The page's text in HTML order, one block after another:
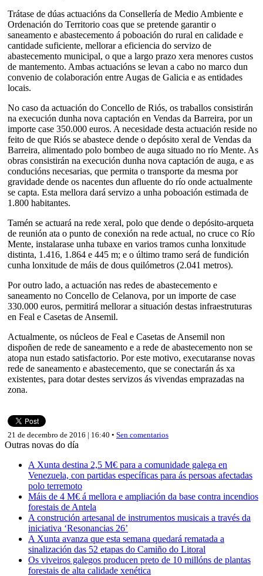
Trátase de dúas actuacións da Consellería de Medio Ambiente e
Ordenación do Territorio coas que se pretende garantir o
saneamento e abastecemento á poboación do rural en calidade e
cantidade suficiente, mellorar a eficiencia do servizo de
abastecemento municipal, o que a largo prazo xera menores custos
de mantemento. Ambas actuacións se levan a cabo no marco dun
convenio de colaboración entre Augas de Galicia e as entidades
locais.
No caso da actuación do Concello de Riós, os traballos consistirán
na execución dunha nova captación en Vendas da Barreira, por un
importe case 350.000 euros. A necesidade desta actuación reside no
feito de que Riós se abastece dende o depósito xeral de Vendas da
Barreira, alimentado polo bombeo de auga situado no río Mente. As
obras consistirán na execución dunha nova captación de auga, e as
conducións necesarias, que permita o transporte da mesma por
gravidade dende os nacentes dun afluente do río onde actualmente
se capta. Esta mellora dará servizo a unha poboación estimada de
1.800 habitantes.
Tamén se actuará na rede xeral, polo que dende o depósito-arqueta
de reunión ata o punto de conexión na rede actual, no cruce co Río
Mente, instalarase unha tubaxe en varios tramos cunha lonxitude
distinta, 1.416, 1.864 e 445 m; e o último tramo será de fundición
cunha lonxitude de máis de dous quilómetros (2.041 metros).
Por outro lado, a actuación nas redes de abastecemento e
saneamento no Concello de Celanova, por un importe de case
330.000 euros, permitirá mellorar a situación destas infraestruturas
en Feal e Casetas de Ansemil.
Actualmente, os núcleos de Feal e Casetas de Ansemil non
dispoñen de rede de saneamento e a rede de abastecemento non se
atopa nun estado satisfactorio. Por este motivo, executaranse novas
rede de saneamento e abastecemento, que se conectarán ás xa
existentes, para dotar destes servizos ás vivendas emprazadas na
zona.
21 de decembro de 2016 | 16:40 • Sen comentarios
Outras novas do día
A Xunta destina 2,5 M€ para a comunidade galega en
Venezuela, con partidas específicas para ás persoas afectadas
polo terremoto
Máis de 4 M€ á mellora e ampliación da base contra incendios
forestais de Antela
A construción artesanal de instrumentos musicais a través da
iniciativa ‘Resonancias 26’
A Xunta avanza que esta semana quedará rematada a
sinalización das 52 etapas do Camiño do Litoral
Os viveiros galegos producen preto de 10 millóns de plantas
forestais de alta calidade xenética